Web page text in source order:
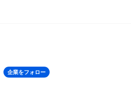
企業をフォロー